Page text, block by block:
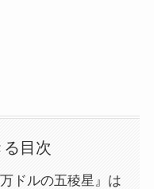
目次
ドルの五稜星』は